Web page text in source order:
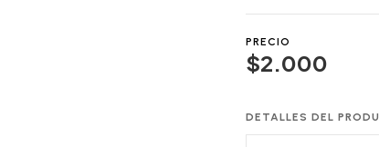
PRECIO
$2.000
DETALLES DEL